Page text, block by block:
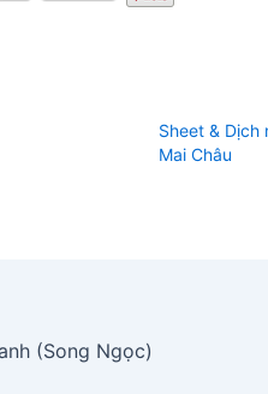
Sheet &
Mai Châu
(Song Ngọc)